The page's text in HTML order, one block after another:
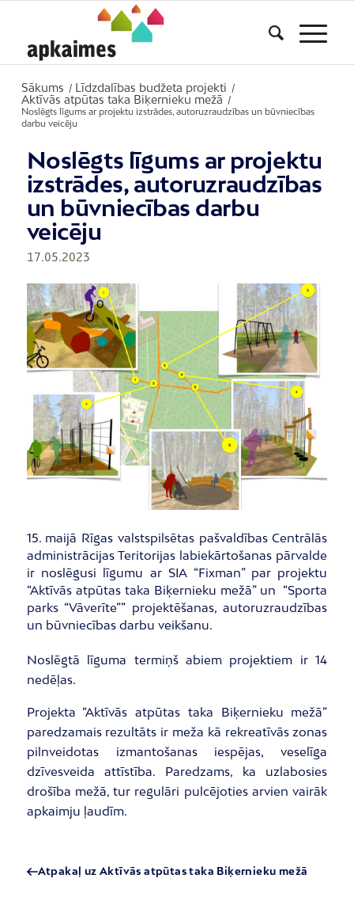
Sākums / Līdzdalības budžeta projekti /
Aktīvās atpūtas taka Biķernieku mežā
/
Noslēgts līgums ar projektu izstrādes, autoruzraudzības un būvniecības
darbu veicēju
Noslēgts līgums ar projektu
izstrādes, autoruzraudzības
un būvniecības darbu
veicēju
17.05.2023
15. maijā Rīgas valstspilsētas pašvaldības Centrālās
administrācijas Teritorijas labiekārtošanas pārvalde
ir noslēgusi līgumu ar SIA “Fixman” par projektu
“Aktīvās atpūtas taka Biķernieku mežā” un “Sporta
parks “Vāverīte”” projektēšanas, autoruzraudzības
un būvniecības darbu veikšanu.
Noslēgtā līguma termiņš abiem projektiem ir 14
nedēļas.
Projekta “Aktīvās atpūtas taka Biķernieku mežā”
paredzamais rezultāts ir meža kā rekreatīvās zonas
pilnveidotas izmantošanas iespējas, veselīga
dzīvesveida attīstība. Paredzams, ka uzlabosies
drošība mežā, tur regulāri pulcējoties arvien vairāk
apkaimju ļaudīm.
Atpakaļ uz Aktīvās atpūtas taka Biķernieku mežā